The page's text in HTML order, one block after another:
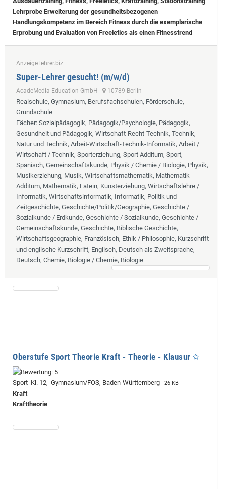
Lehrprobe Erweiterung der gesundheitsbezogenen
Handlungskompetenz im Bereich Fitness durch die exemplarische
Erprobung und Evaluation von Freeletics als einen Fitnesstrend
Anzeige lehrer.biz
Super-Lehrer gesucht! (m/w/d)
AcadeMedia Education GmbH 10789 Berlin
Realschule, Gymnasium, Berufsfachschulen, Förderschule,
Grundschule
Fächer: Sozialpädagogik, Pädagogik/Psychologie, Pädagogik,
Gesundheit und Pädagogik, Wirtschaft-Recht-Technik, Technik,
Natur und Technik, Arbeit-Wirtschaft-Technik-Informatik, Arbeit /
Wirtschaft / Technik, Sporterziehung, Sport Additum, Sport,
Spanisch, Gemeinschaftskunde, Physik / Chemie / Biologie, Physik,
Musikerziehung, Musik, Wirtschaftsmathematik, Mathematik
Additum, Mathematik, Latein, Kunsterziehung, Wirtschaftslehre /
Informatik, Wirtschaftsinformatik, Informatik, Politik und
Zeitgeschichte, Geschichte/Politik/Geographie, Geschichte /
Sozialkunde / Erdkunde, Geschichte / Sozialkunde, Geschichte /
Gemeinschaftskunde, Geschichte, Biblische Geschichte,
Wirtschaftsgeographie, Französisch, Ethik / Philosophie, Kurzschrift
und englische Kurzschrift, Englisch, Deutsch als Zweitsprache,
Deutsch, Chemie, Biologie / Chemie, Biologie
Oberstufe Sport Theorie Kraft - Theorie - Klausur
Sport Kl. 12, Gymnasium/FOS, Baden-Württemberg 26 KB
Kraft
Krafttheorie